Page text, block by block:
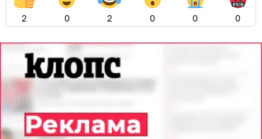
2 0 2 0 0 0